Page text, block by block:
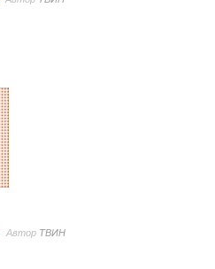
Автор ТВИН